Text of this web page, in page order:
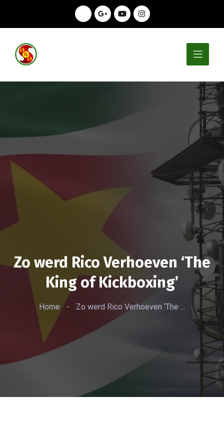
Zo werd Rico Verhoeven ‘The
King of Kickboxing’
Home - Zo werd Rico Verhoeven ‘The ...